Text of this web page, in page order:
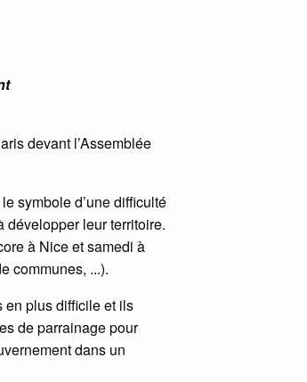
devant l’Assemblée
symbole d’une difficulté
développer leur territoire.
à Nice et samedi à
communes, ...).
en plus difficile et ils
de parrainage pour
dans un